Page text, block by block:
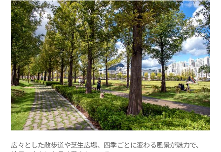
広々とした散歩道や芝生広場、四季ごとに変わる風景が魅力で、